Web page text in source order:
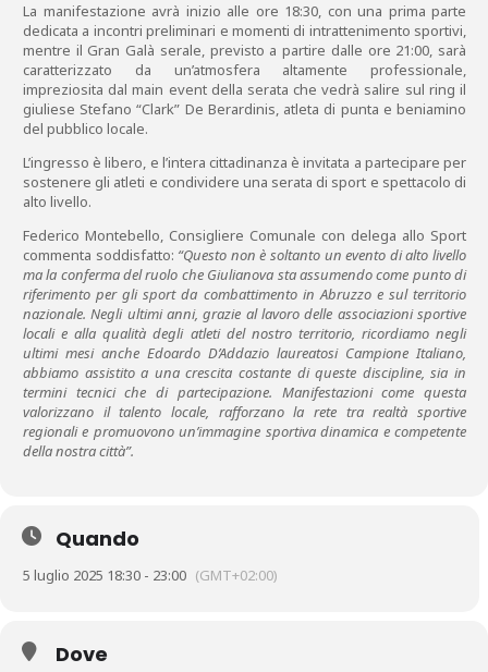
La manifestazione avrà inizio alle ore 18:30, con una prima parte
dedicata a incontri preliminari e momenti di intrattenimento sportivi,
mentre il Gran Galà serale, previsto a partire dalle ore 21:00, sarà
caratterizzato da un’atmosfera altamente professionale,
impreziosita dal main event della serata che vedrà salire sul ring il
giuliese Stefano “Clark” De Berardinis, atleta di punta e beniamino
del pubblico locale.
L’ingresso è libero, e l’intera cittadinanza è invitata a partecipare per
sostenere gli atleti e condividere una serata di sport e spettacolo di
alto livello.
Federico Montebello, Consigliere Comunale con delega allo Sport
commenta soddisfatto: “Questo non è soltanto un evento di alto livello
ma la conferma del ruolo che Giulianova sta assumendo come punto di
riferimento per gli sport da combattimento in Abruzzo e sul territorio
nazionale. Negli ultimi anni, grazie al lavoro delle associazioni sportive
locali e alla qualità degli atleti del nostro territorio, ricordiamo negli
ultimi mesi anche Edoardo D’Addazio laureatosi Campione Italiano,
abbiamo assistito a una crescita costante di queste discipline, sia in
termini tecnici che di partecipazione. Manifestazioni come questa
valorizzano il talento locale, rafforzano la rete tra realtà sportive
regionali e promuovono un’immagine sportiva dinamica e competente
della nostra città”.
Quando
5 luglio 2025 18:30 - 23:00 (GMT+02:00)
Dove